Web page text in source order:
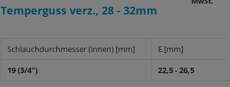
Temperguss verz., 28 - 32mm
Schlauchdurchmesser (innen) [mm] E [mm]
19 (3/4")
22,5 - 26,5